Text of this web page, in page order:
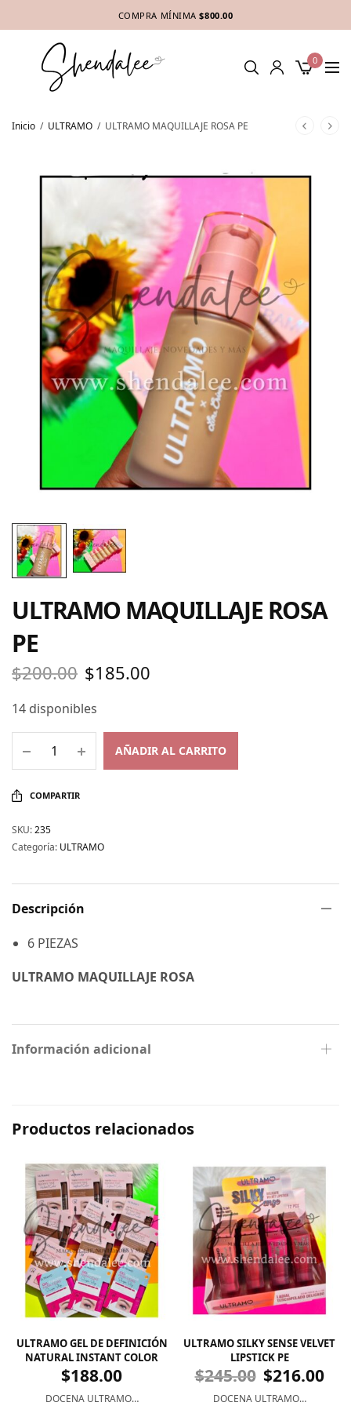
COMPRA MÍNIMA $800.00
0
Inicio / ULTRAMO / ULTRAMO MAQUILLAJE ROSA PE
ULTRAMO MAQUILLAJE ROSA
PE
$200.00 $185.00
14 disponibles
AÑADIR AL CARRITO
COMPARTIR
SKU:235
Categoría: ULTRAMO
Descripción
6 PIEZAS
ULTRAMO MAQUILLAJE ROSA
Información adicional
Productos relacionados
ULTRAMO GEL DE DEFINICIÓN
NATURAL INSTANT COLOR
$188.00
DOCENA ULTRAMO…
ULTRAMO SILKY SENSE VELVET
LIPSTICK PE
$245.00 $216.00
DOCENA ULTRAMO…